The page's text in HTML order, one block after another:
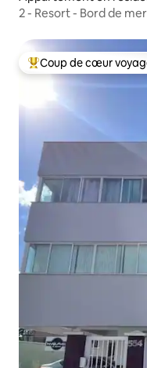
2 - Resort - Bord de
Coups de cœur
Coup de cœur